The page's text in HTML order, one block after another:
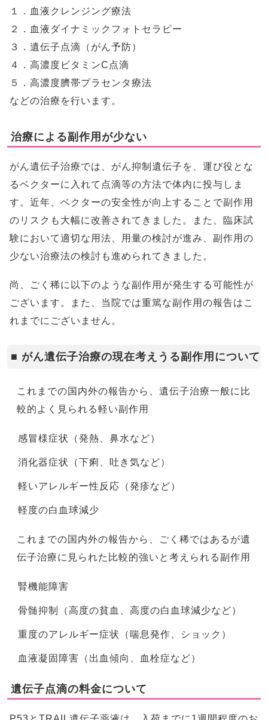
１．血液クレンジング療法
２．血液ダイナミックフォトセラピー
３．遺伝子点滴（がん予防）
４．高濃度ビタミンC点滴
５．高濃度臍帯プラセンタ療法
などの治療を行います。
治療による副作用が少ない
がん遺伝子治療では、がん抑制遺伝子を、運び役とな
るベクターに入れて点滴等の方法で体内に投与しま
す。近年、ベクターの安全性が向上することで副作用
のリスクも大幅に改善されてきました。また、臨床試
験において適切な用法、用量の検討が進み、副作用の
少ない治療法の検討も進められてきました。
尚、ごく稀に以下のような副作用が発生する可能性が
ございます。また、当院では重篤な副作用の報告はこ
れまでにございません。
■ がん遺伝子治療の現在考えうる副作用について
これまでの国内外の報告から、遺伝子治療一般に比
較的よく見られる軽い副作用
感冒様症状（発熱、鼻水など）
消化器症状（下痢、吐き気など）
軽いアレルギー性反応（発疹など）
軽度の白血球減少
これまでの国内外の報告から、ごく稀ではあるが遺
伝子治療に見られた比較的強いと考えられる副作用
腎機能障害
骨髄抑制（高度の貧血、高度の白血球減少など）
重度のアレルギー症状（喘息発作、ショック）
血液凝固障害（出血傾向、血栓症など）
遺伝子点滴の料金について